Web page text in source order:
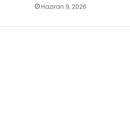
Haziran 9, 2026